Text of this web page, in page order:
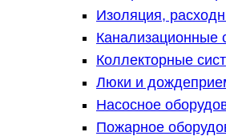
Изоляция,
Канализационные
Коллекторные
Люки и
Насосное
Пожарное